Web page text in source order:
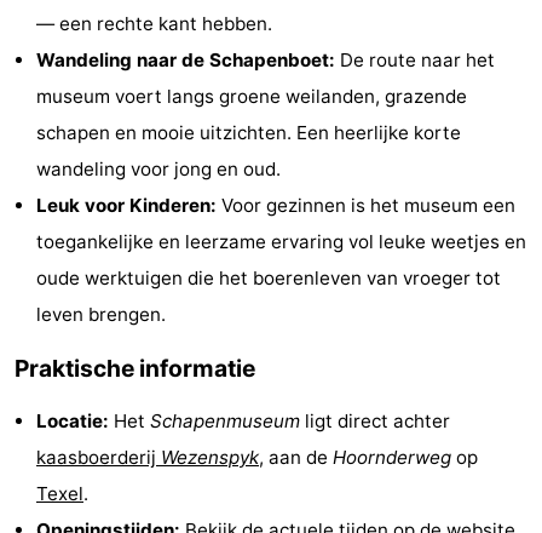
Holland
en
Zeezicht
Strandhuys
-
Strandplevier
Bed
breakfasts)
Campings
Hotels
Vakantiehuizen
Eibernest
Hoogelandt
Beach
— een rechte kant hebben.
Wandeling naar de Schapenboet: De route naar het
museum voert langs groene weilanden, grazende
schapen en mooie uitzichten. Een heerlijke korte
wandeling voor jong en oud.
Leuk voor Kinderen: Voor gezinnen is het museum een
toegankelijke en leerzame ervaring vol leuke weetjes en
oude werktuigen die het boerenleven van vroeger tot
leven brengen.
Praktische informatie
Locatie: Het Schapenmuseum ligt direct achter
kaasboerderij Wezenspyk, aan de Hoornderweg op
Texel.